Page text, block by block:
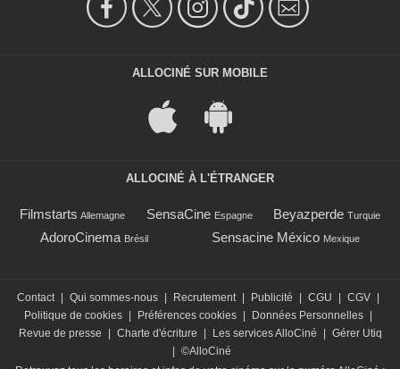
ALLOCINÉ SUR MOBILE
ALLOCINÉ À L'ÉTRANGER
Filmstarts Allemagne SensaCine Espagne Beyazperde Turquie
AdoroCinema Brésil Sensacine México Mexique
Contact | Qui sommes-nous | Recrutement | Publicité | CGU | CGV |
Politique de cookies | Préférences cookies | Données Personnelles |
Revue de presse
| Charte d'écriture | Les services AlloCiné | Gérer Utiq
| ©AlloCiné